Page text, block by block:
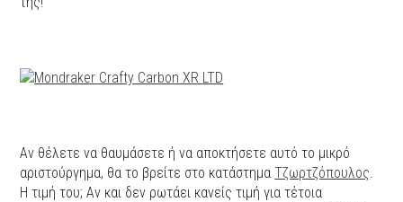
Αν θέλετε να θαυμάσετε ή να αποκτήσετε αυτό το μικρό
αριστούργημα, θα το βρείτε στο κατάστημαΤζωρτζόπουλος.
H τιμή του; Αν και δεν ρωτάει κανείς τιμή για τέτοια